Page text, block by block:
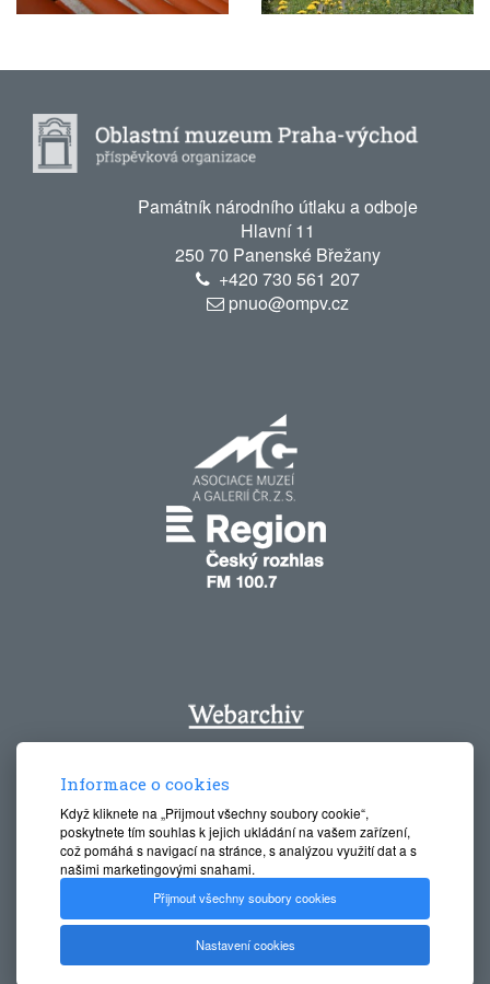
Památník národního útlaku a odboje
Hlavní 11
250 70 Panenské Břežany
+420 730 561 207
pnuo@ompv.cz
Oblastní muzeum Praha - východ 2016-2026 © All Rights
Reserved, Created by
Informace o cookies
Když kliknete na „Přijmout všechny soubory cookie“,
poskytnete tím souhlas k jejich ukládání na vašem zařízení,
což pomáhá s navigací na stránce, s analýzou využití dat a s
našimi marketingovými snahami.
Přijmout všechny soubory cookies
Nastavení cookies